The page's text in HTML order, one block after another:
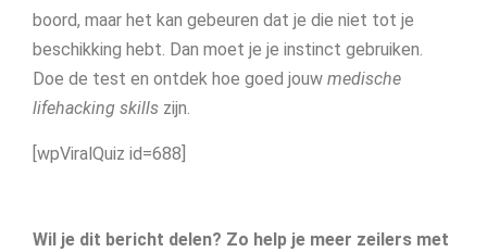
boord, maar het kan gebeuren dat je die niet tot je
beschikking hebt. Dan moet je je instinct gebruiken.
Doe de test en ontdek hoe goed jouw medische
lifehacking skills zijn.
[wpViralQuiz id=688]
Wil je dit bericht delen? Zo help je meer zeilers met